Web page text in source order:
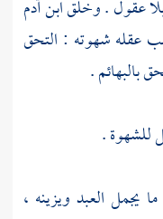
عقول . وخلق ابن آدم
عقله شهوته : التحق
بالبهائم .
للشهوة .
يجمل العبد ويزينه ،